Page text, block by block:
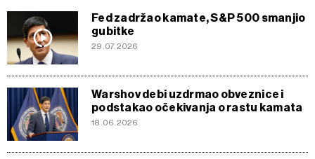
Fed zadržao kamate, S&P 500 smanjio
gubitke
29.07.2026
Warshov debi uzdrmao obveznice i
podstakao očekivanja o rastu kamata
18.06.2026